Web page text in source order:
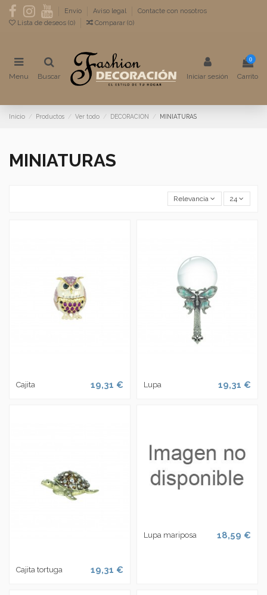
Envío Aviso legal
Contacte con nosotros
Lista de deseos (0) Comparar (0)
Menu Buscar Iniciar sesión
0
Carrito
Inicio Productos Ver todo DECORACION MINIATURAS
MINIATURAS
Relevancia 24
Cajita 19,31 € Lupa 19,31 €
Cajita tortuga 19,31 €
Lupa mariposa 18,59 €